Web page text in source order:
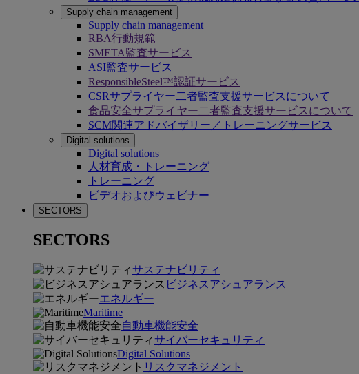
Supply chain management
Supply chain management
RBA行動規範
SMETA監査サービス
ASI監査サービス
ResponsibleSteel™認証サービス
CSRサプライヤー二者監査支援サービスについて
食品安全サプライヤー二者監査支援サービスについて
SCM関連アドバイザリー／トレーニングサービス
Digital solutions
Digital solutions
人材育成・トレーニング
トレーニング
ビデオおよびウェビナー
SECTORS
SECTORS
サステナビリティ
ビジネスアシュアランス
エネルギー
Maritime
自動車機能安全
サイバーセキュリティ
Digital Solutions
リスクマネジメント